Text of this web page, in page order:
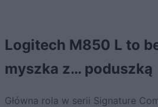
Logitech M850 L to
myszka z… poduszką
Główna rola w serii Signature